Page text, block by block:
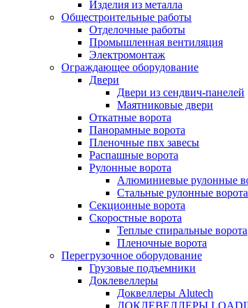
Изделия из металла
Общестроительные работы
Отделочные работы
Промышленная вентиляция
Электромонтаж
Ограждающее оборудование
Двери
Двери из сендвич-панелей
Маятниковые двери
Откатные ворота
Панорамные ворота
Пленочные пвх завесы
Распашные ворота
Рулонные ворота
Алюминиевые рулонные
Стальные рулонные ворота
Секционные ворота
Скоростные ворота
Теплые спиральные ворота
Пленочные ворота
Перегрузочное оборудование
Грузовые подъемники
Доклевеллеры
Доквеллеры Alutech
ДОКЛЕВЕЛЛЕРЫ